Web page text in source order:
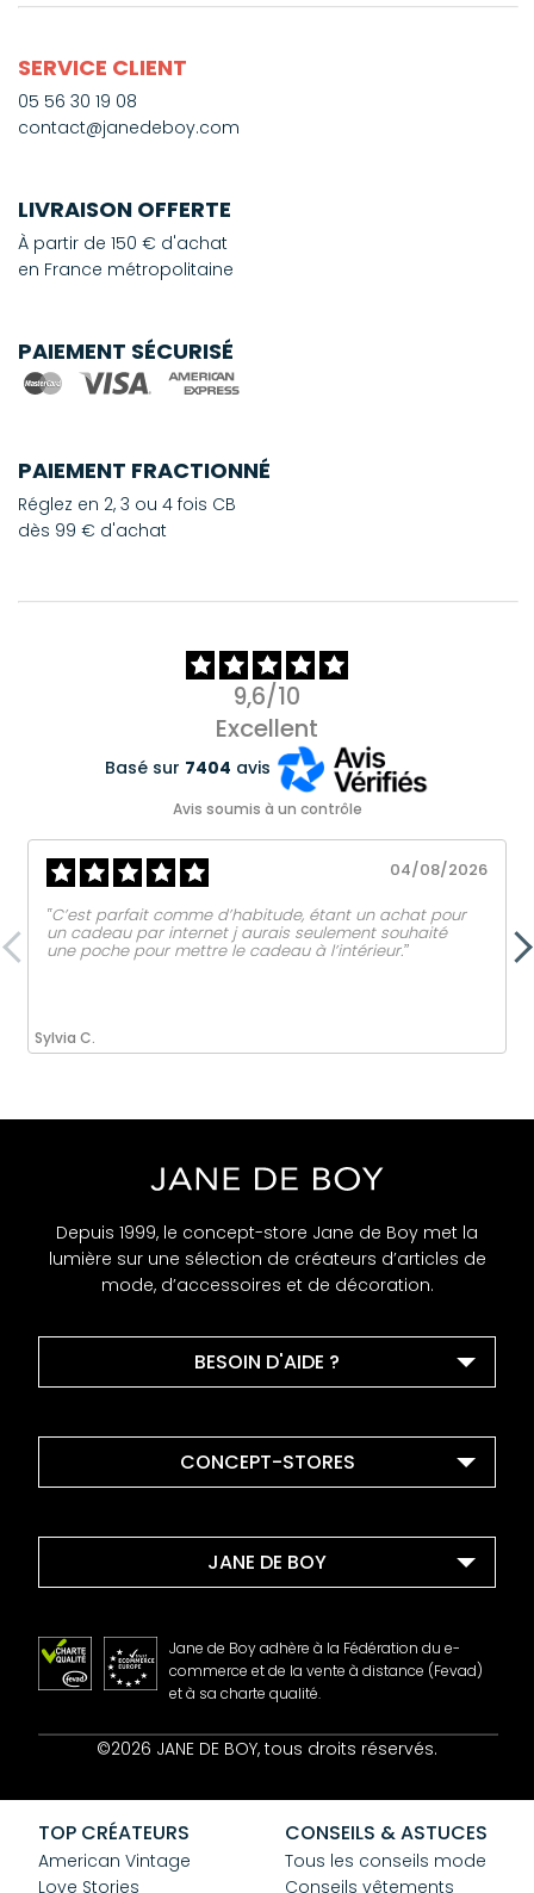
SERVICE CLIENT
05 56 30 19 08
contact@janedeboy.com
LIVRAISON OFFERTE
À partir de 150 € d'achat
en France métropolitaine
PAIEMENT SÉCURISÉ
PAIEMENT FRACTIONNÉ
Réglez en 2, 3 ou 4 fois CB
dès 99 € d'achat
9,6/10
Excellent
Basé sur 7404 avis
Avis soumis à un contrôle
Sylvia C.
04/08/2026
‟C’est parfait comme d’habitude, étant un achat pour
un cadeau par internet j aurais seulement souhaité
une poche pour mettre le cadeau à l’intérieur.ˮ
Depuis 1999, le concept-store Jane de Boy met la
lumière sur une sélection de créateurs d’articles de
mode, d’accessoires et de décoration.
BESOIN D'AIDE ?
CONCEPT-STORES
JANE DE BOY
Contact
CGV
Confidentialité
Cookies
Jane de Boy adhère à la Fédération du e-
commerce et de la vente à distance (Fevad)
et à sa charte qualité.
©2026 JANE DE BOY, tous droits réservés.
TOP CRÉATEURS
American Vintage
Love Stories
CONSEILS & ASTUCES
Tous les conseils mode
Conseils vêtements